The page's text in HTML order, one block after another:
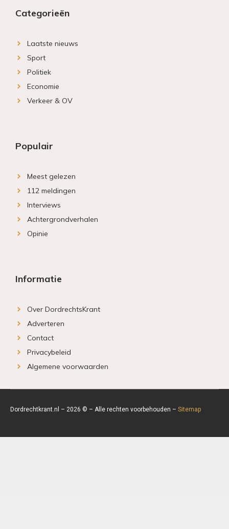
Categorieën
Laatste nieuws
Sport
Politiek
Economie
Verkeer & OV
Populair
Meest gelezen
112 meldingen
Interviews
Achtergrondverhalen
Opinie
Informatie
Over DordrechtsKrant
Adverteren
Contact
Privacybeleid
Algemene voorwaarden
Dordrechtkrant.nl – 2026 © – Alle rechten voorbehouden – Sitemap